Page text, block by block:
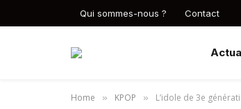
Qui sommes-nous ? Contact
Home » KPOP » L’idole de 3e